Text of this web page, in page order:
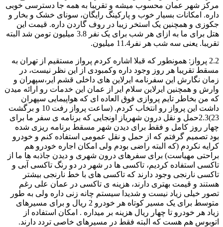
مرکز شهر عمان محسوب میشه و تقریبا به همه جا دسترسی خوبی
داره. امکانات بسیار خوب و پارکینگ رایگان، سونای خشک و بخار و
جکوزی و همچنین یک استخر زیبا در روف گاردن داره. قیمت این
هتل برای ما به ازای هر شب برای یک نفر 3.8 میلیون تومن شد البته
تقریبا. یعنی سه شب هر نفر11.4 میلیون.
2.2 پرواز: همونطور که قبلا اشاره کردم پرواز مستقیم از تهران به
مسقط تقریبا هر روز وجود داره وکمبودی از این نظر نیست، در
زمان نگارش این سفرنامه ایرلاین های داخلی قشم ایر،سپهران و
وارش و همچنین ایرلاین سلام ایر از عمان این خدمات رو ارائه میدن
که من بخاطر تایم پروازی فوق العاده ای که هواپیمایی سپهران
داشت این پرواز رو انتخاب کردم. (ساعت پرواز رفت 10 و برگشت
23)2.3حمل و نقل درون شهریاز اونجایی که برنامه ی سفر ما برای
چهار روز کامل و فقط برای دیدن شهر مسقط برنامه ریزی شده
بود تصمیم گرفتم که از حمل و نقل عمومی استفاده کنم و خودرو
کرایه نکردم (که البته راضی بودم ولی امکان اجاره خودرو هم
براحتی مهیاست) برای سفرهای درون شهری و دیدن جاذبه ها ما از
تاکسی استفاده کردیم، تاکسی ها در شهر در دو رنگ تاکسی آبی و
تاکسی نارنجی وجود دارند که تاکسی های با خط نارنجی بیشتر
هستند و قیمت بهتری دارند، هزینه ی تاکسی در عمان علی رغم
تصور خیلی زیاد نیست و شدیدا سیستم چانه زنی داره ولی به طور
متوسط برای یک مسیر کوتاه هر خودرو 2 ریال و برای مسیرهای
زیاد هر خودرو تا چهار ریال هزینه بر میداره . امکان استفاده از
اتوبوس هم هست که البته فقط در مسیرهای خاصی تردد دارند.